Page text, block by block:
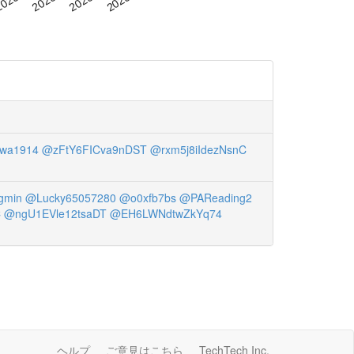
@zFtY6FICva9nDST @rxm5j8iIdezNsnC
@Lucky65057280 @o0xfb7bs @PAReading2
@ngU1EVle12tsaDT @EH6LWNdtwZkYq74
ヘルプ ご意見はこちら TechTech Inc.